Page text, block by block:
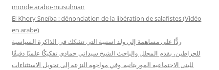
r
monde arabo-musulman
El Khory Sneïba : dénonciation de la libération de salafistes (Vidéo
en arabe)
ردًّا على مساهمة إلي ولد اسنيبة التي تشكك في الذاكرة السياسية
للحراطين، يقدم المحلل والباحث الشيخ سيداتي حمادي تفكيكًا علميًا دقيقًا
للبنى الاجتماعية الموريتانية. وفي مواجهة النزعة إلى تحويل الاستثناءات